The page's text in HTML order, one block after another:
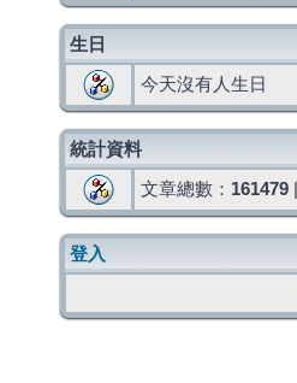
生日
今天沒有人生日
統計資料
文章總數： 161479
登入